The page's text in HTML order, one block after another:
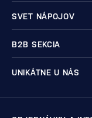
SVET NÁPOJOV
B2B SEKCIA
UNIKÁTNE U NÁS